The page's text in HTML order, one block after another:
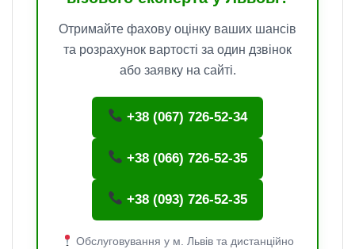
Отримайте фахову оцінку ваших шансів
та розрахунок вартості за один дзвінок
або заявку на сайті.
+38 (067) 726-52-34
+38 (066) 726-52-35
+38 (093) 726-52-35
Обслуговування у м. Львів та дистанційно